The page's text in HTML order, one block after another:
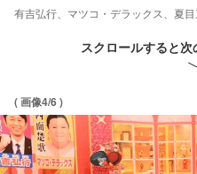
有吉弘行、マツコ・デラックス、夏
スクロールすると
( 画像4/6 )